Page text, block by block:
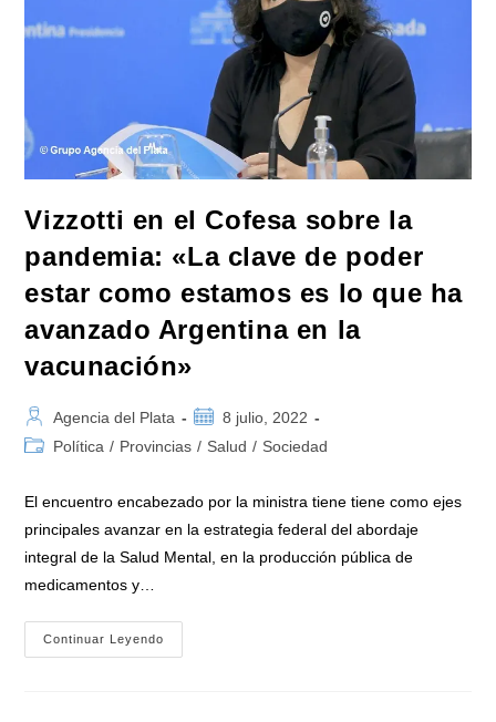
Segura
Para
Aumentar
Rápidamente
Cobertura»
Vizzotti en el Cofesa sobre la
pandemia: «La clave de poder
estar como estamos es lo que ha
avanzado Argentina en la
vacunación»
Autor
de
Agencia del Plata
Publicación
de
8 julio, 2022
Categoría
Política / Provincias / Salud / Sociedad
El encuentro encabezado por la ministra tiene tiene como ejes
principales avanzar en la estrategia federal del abordaje
integral de la Salud Mental, en la producción pública de
medicamentos y…
Continuar Leyendo
En